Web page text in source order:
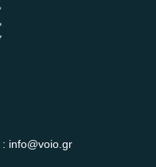
: info@voio.gr